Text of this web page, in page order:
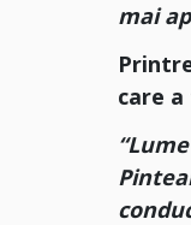
mai
care